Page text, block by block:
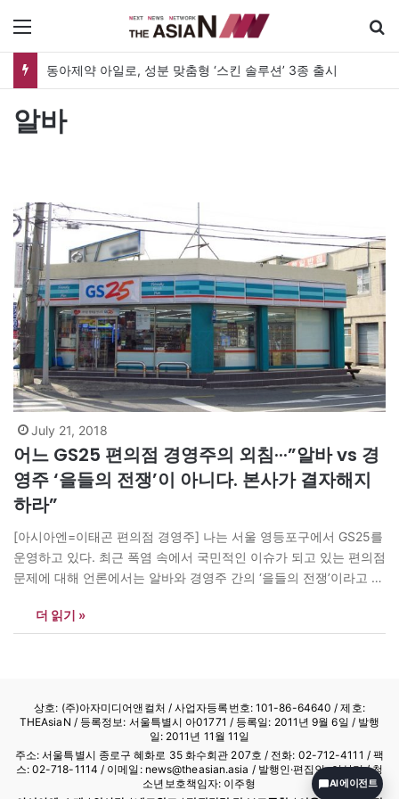
동아제약 아일로, 성분 맞춤형 ‘스킨 솔루션’ 3종 출시
알바
July 21, 2018
어느 GS25 편의점 경영주의 외침···”알바 vs 경
영주 ‘을들의 전쟁’이 아니다. 본사가 결자해지
하라”
[아시아엔=이태곤 편의점 경영주] 나는 서울 영등포구에서 GS25를
운영하고 있다. 최근 폭염 속에서 국민적인 이슈가 되고 있는 편의점
문제에 대해 언론에서는 알바와 경영주 간의 ‘을들의 전쟁’이라고 이
나뿐아니라 대다수 경영주들도 마찬가지다. 본사의 갑질은 상상 이
상이다. 최저임금이 정해지면 그 임금을 주지 않고는 알바를 고용하
더 읽기 »
상호: (주)아자미디어앤컬처 /사업자등록번호: 101-86-64640 / 제호:
THEAsiaN / 등록정보: 서울특별시 아01771 / 등록일: 2011년 9월 6일 / 발행
일: 2011년 11월 11일
주소: 서울특별시 종로구 혜화로 35 화수회관 207호 / 전화: 02-712-4111 / 팩
스: 02-718-1114 / 이메일: news@theasian.asia / 발행인·편집인: 이상기 / 청
소년보호책임자: 이주형
AI 에이전트